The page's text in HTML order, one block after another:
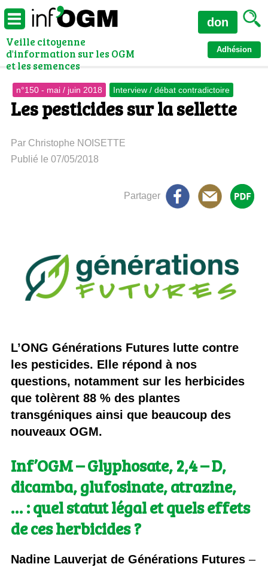
Veille citoyenne
d'information sur les OGM
et les semences
Adhésion
don
n°150 - mai / juin 2018 Interview / débat contradictoire
Les pesticides sur la sellette
Par Christophe NOISETTE
Publié le 07/05/2018
Partager
L’ONG Générations Futures lutte contre
les pesticides. Elle répond à nos
questions, notamment sur les herbicides
que tolèrent 88 % des plantes
transgéniques ainsi que beaucoup des
nouveaux OGM.
Inf’OGM– Glyphosate, 2,4 – D,
dicamba, glufosinate, atrazine,
… : quel statut légal et quels effets
de ces herbicides ?
Nadine Lauverjat de Générations Futures–